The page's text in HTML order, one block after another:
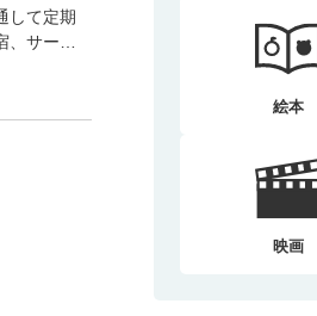
して定期
サーク
絵本
映画